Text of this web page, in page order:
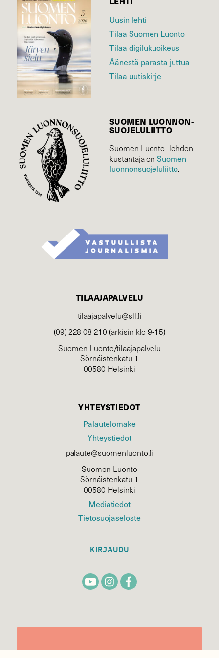
Uusin lehti
Tilaa Suomen Luonto
Tilaa digilukuoikeus
Äänestä parasta juttua
Tilaa uutiskirje
SUOMEN LUONNON­
SUOJELU­LIITTO
Suomen Luonto -lehden
kustantaja onSuomen
luonnonsuojelu­liitto.
TILAAJAPALVELU
tilaajapalvelu@sll.fi
(09) 228 08 210 (arkisin klo 9-15)
Suomen Luonto/tilaajapalvelu
Sörnäistenkatu 1
00580 Helsinki
YHTEYSTIEDOT
Palautelomake
Yhteystiedot
palaute@suomenluonto.fi
Suomen Luonto
Sörnäistenkatu 1
00580 Helsinki
Mediatiedot
Tietosuojaseloste
KIRJAUDU